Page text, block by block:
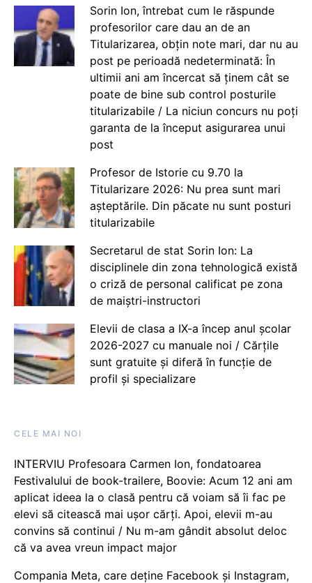
Sorin Ion, întrebat cum le răspunde
profesorilor care dau an de an
Titularizarea, obțin note mari, dar nu au
post pe perioadă nedeterminată: În
ultimii ani am încercat să ținem cât se
poate de bine sub control posturile
titularizabile / La niciun concurs nu poți
garanta de la început asigurarea unui
post
Profesor de Istorie cu 9.70 la
Titularizare 2026: Nu prea sunt mari
așteptările. Din păcate nu sunt posturi
titularizabile
Secretarul de stat Sorin Ion: La
disciplinele din zona tehnologică există
o criză de personal calificat pe zona
de maiștri-instructori
Elevii de clasa a IX-a încep anul școlar
2026-2027 cu manuale noi / Cărțile
sunt gratuite și diferă în funcție de
profil și specializare
CELE MAI NOI
INTERVIU Profesoara Carmen Ion, fondatoarea
Festivalului de book-trailere, Boovie: Acum 12 ani am
aplicat ideea la o clasă pentru că voiam să îi fac pe
elevi să citească mai ușor cărți. Apoi, elevii m-au
convins să continui / Nu m-am gândit absolut deloc
că va avea vreun impact major
Compania Meta, care deține Facebook și Instagram,